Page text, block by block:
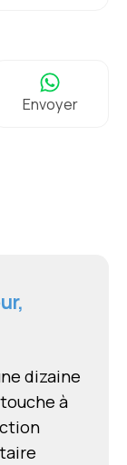
Envoyer
dizaine
à